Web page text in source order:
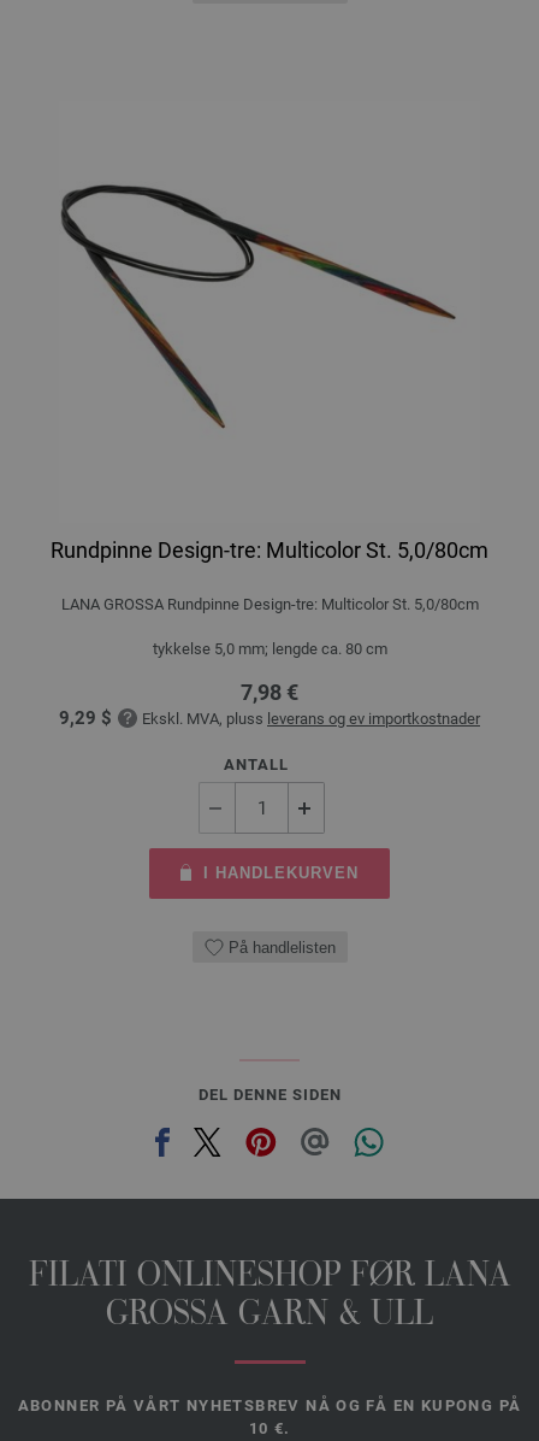
Rundpinne Design-tre: Multicolor St. 5,0/80cm
LANA GROSSA Rundpinne Design-tre: Multicolor St. 5,0/80cm
tykkelse 5,0 mm; lengde ca. 80 cm
7,98 €
9,29 $ Ekskl. MVA, pluss leverans og ev importkostnader
ANTALL
I HANDLEKURVEN
På handlelisten
DEL DENNE SIDEN
FILATI ONLINESHOP FØR LANA
GROSSA GARN & ULL
ABONNER PÅ VÅRT NYHETSBREV NÅ OG FÅ EN KUPONG PÅ
10 €.